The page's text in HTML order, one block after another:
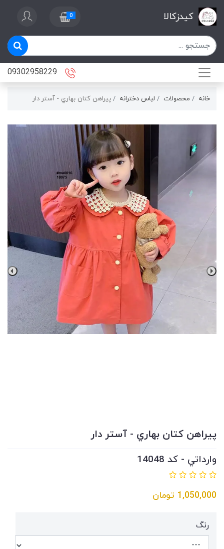
کیدزکالا 0
خانه محصولات لباس دخترانه پيراهن كتان بهاري - آستر دار
پيراهن كتان بهاري - آستر دار
وارداتي - کد 14048
1,050,000 تومان
رنگ